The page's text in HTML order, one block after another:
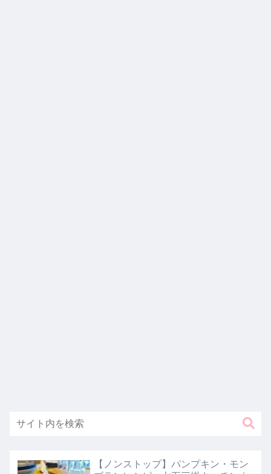
【ノンストップ】パンプキン・モン